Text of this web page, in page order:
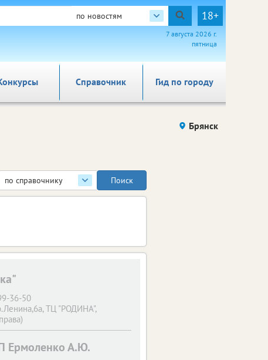
по новостям 18+
7 августа 2026 г.
пятница
Справочник Гид по городу
Брянск
по справочнику
36-50
ТЦ "РОДИНА",
Ермоленко А.Ю.